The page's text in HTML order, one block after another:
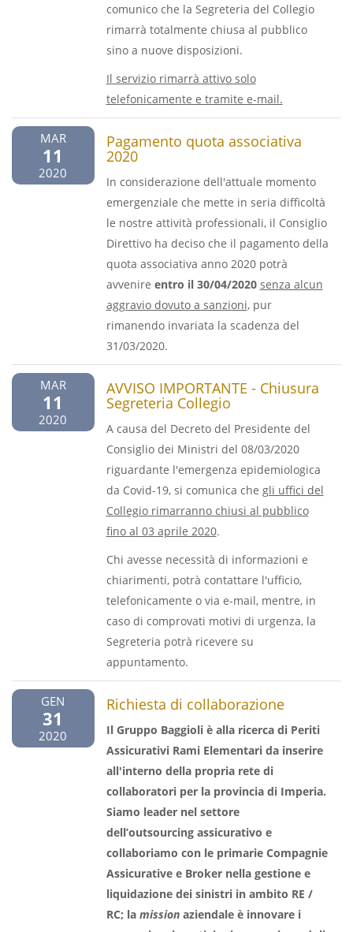
comunico che la Segreteria del Collegio
rimarrà totalmente chiusa al pubblico
sino a nuove disposizioni.
Il servizio rimarrà attivo solo
telefonicamente e tramite e-mail.
MAR
11
2020
Pagamento quota associativa
2020
In considerazione dell'attuale momento
emergenziale che mette in seria difficoltà
le nostre attività professionali, il Consiglio
Direttivo ha deciso che il pagamento della
quota associativa anno 2020 potrà
avvenire entro il 30/04/2020 senza alcun
aggravio dovuto a sanzioni, pur
rimanendo invariata la scadenza del
31/03/2020.
MAR
11
2020
AVVISO IMPORTANTE - Chiusura
Segreteria Collegio
A causa del Decreto del Presidente del
Consiglio dei Ministri del 08/03/2020
riguardante l'emergenza epidemiologica
da Covid-19, si comunica che gli uffici del
Collegio rimarranno chiusi al pubblico
fino al 03 aprile 2020.
Chi avesse necessità di informazioni e
chiarimenti, potrà contattare l'ufficio,
telefonicamente o via e-mail, mentre, in
caso di comprovati motivi di urgenza, la
Segreteria potrà ricevere su
appuntamento.
GEN
31
2020
Richiesta di collaborazione
Il Gruppo Baggioli è alla ricerca di Periti
Assicurativi Rami Elementari da inserire
all'interno della propria rete di
collaboratori per la provincia di Imperia.
Siamo leader nel settore
dell’outsourcing assicurativo e
collaboriamo con le primarie Compagnie
Assicurative e Broker nella gestione e
liquidazione dei sinistri in ambito RE /
RC; la missionaziendale è innovare i